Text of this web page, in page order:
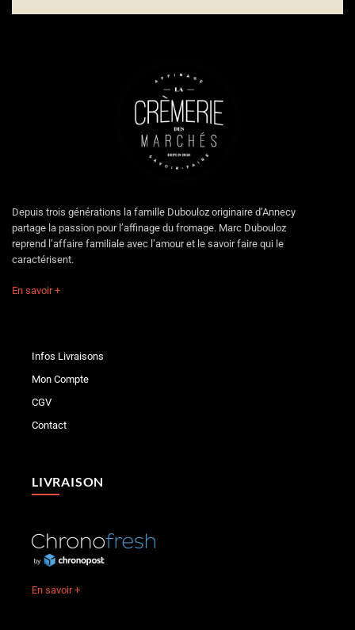
Depuis trois générations la famille Dubouloz originaire d’Annecy
partage la passion pour l’affinage du fromage. Marc Dubouloz
reprend l’affaire familiale avec l’amour et le savoir faire qui le
caractérisent.
En savoir +
Infos Livraisons
Mon Compte
CGV
Contact
LIVRAISON
En savoir +